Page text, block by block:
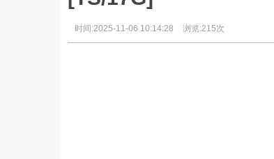
时间:2025-11-06 10:14:28 浏览:215次